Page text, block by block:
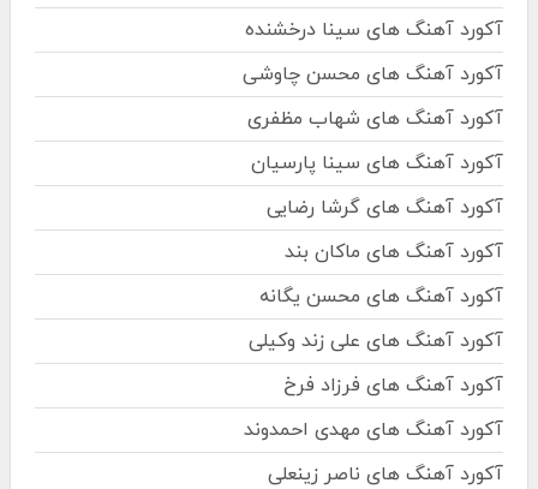
آکورد آهنگ های سینا درخشنده
آکورد آهنگ های محسن چاوشی
آکورد آهنگ های شهاب مظفری
آکورد آهنگ های سینا پارسیان
آکورد آهنگ های گرشا رضایی
آکورد آهنگ های ماکان بند
آکورد آهنگ های محسن یگانه
آکورد آهنگ های علی زند وکیلی
آکورد آهنگ های فرزاد فرخ
آکورد آهنگ های مهدی احمدوند
آکورد آهنگ های ناصر زینعلی